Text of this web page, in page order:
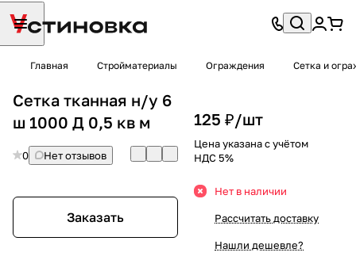
Главная Стройматериалы Ограждения Сетка и
Сетка тканная н/у 6
ш 1000 Д 0,5 кв м
0 Нет отзывов
Заказать
125 ₽/шт
Цена указана с учётом
НДС 5%
Нет в наличии
Рассчитать доставку
Нашли дешевле?